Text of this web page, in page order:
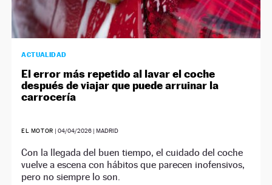
ACTUALIDAD
El error más repetido al lavar el coche
después de viajar que puede arruinar la
carrocería
EL MOTOR | 04/04/2026| MADRID
Con la llegada del buen tiempo, el cuidado del coche
vuelve a escena con hábitos que parecen inofensivos,
pero no siempre lo son.